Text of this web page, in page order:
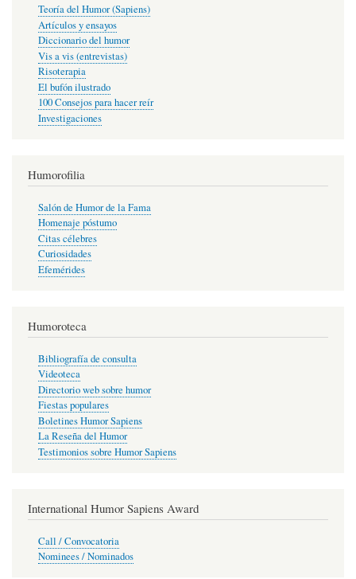
Teoría del Humor (Sapiens)
Artículos y ensayos
Diccionario del humor
Vis a vis (entrevistas)
Risoterapia
El bufón ilustrado
100 Consejos para hacer reír
Investigaciones
Humorofilia
Salón de Humor de la Fama
Homenaje póstumo
Citas célebres
Curiosidades
Efemérides
Humoroteca
Bibliografía de consulta
Videoteca
Directorio web sobre humor
Fiestas populares
Boletines Humor Sapiens
La Reseña del Humor
Testimonios sobre Humor Sapiens
International Humor Sapiens Award
Call / Convocatoria
Nominees / Nominados